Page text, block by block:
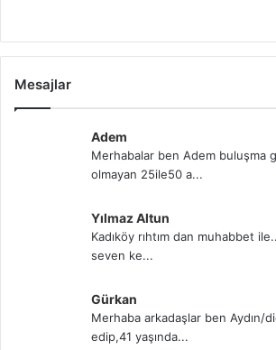
Mesajlar
Adem
Merhabalar ben Adem buluşma
olmayan 25ile50 a...
Yılmaz Altun
Kadıköy rıhtım dan muhabbet
seven ke...
Gürkan
Merhaba arkadaşlar ben Aydın/
edip,41 yaşında...